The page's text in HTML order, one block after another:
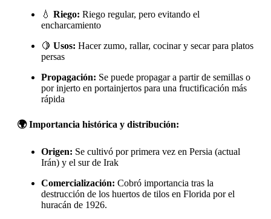
💧 Riego: Riego regular, pero evitando el
encharcamiento
🍋 Usos: Hacer zumo, rallar, cocinar y secar para platos
persas
Propagación: Se puede propagar a partir de semillas o
por injerto en portainjertos para una fructificación más
rápida
🌍Importancia histórica y distribución:
Origen: Se cultivó por primera vez en Persia (actual
Irán) y el sur de Irak
Comercialización: Cobró importancia tras la
destrucción de los huertos de tilos en Florida por el
huracán de 1926.